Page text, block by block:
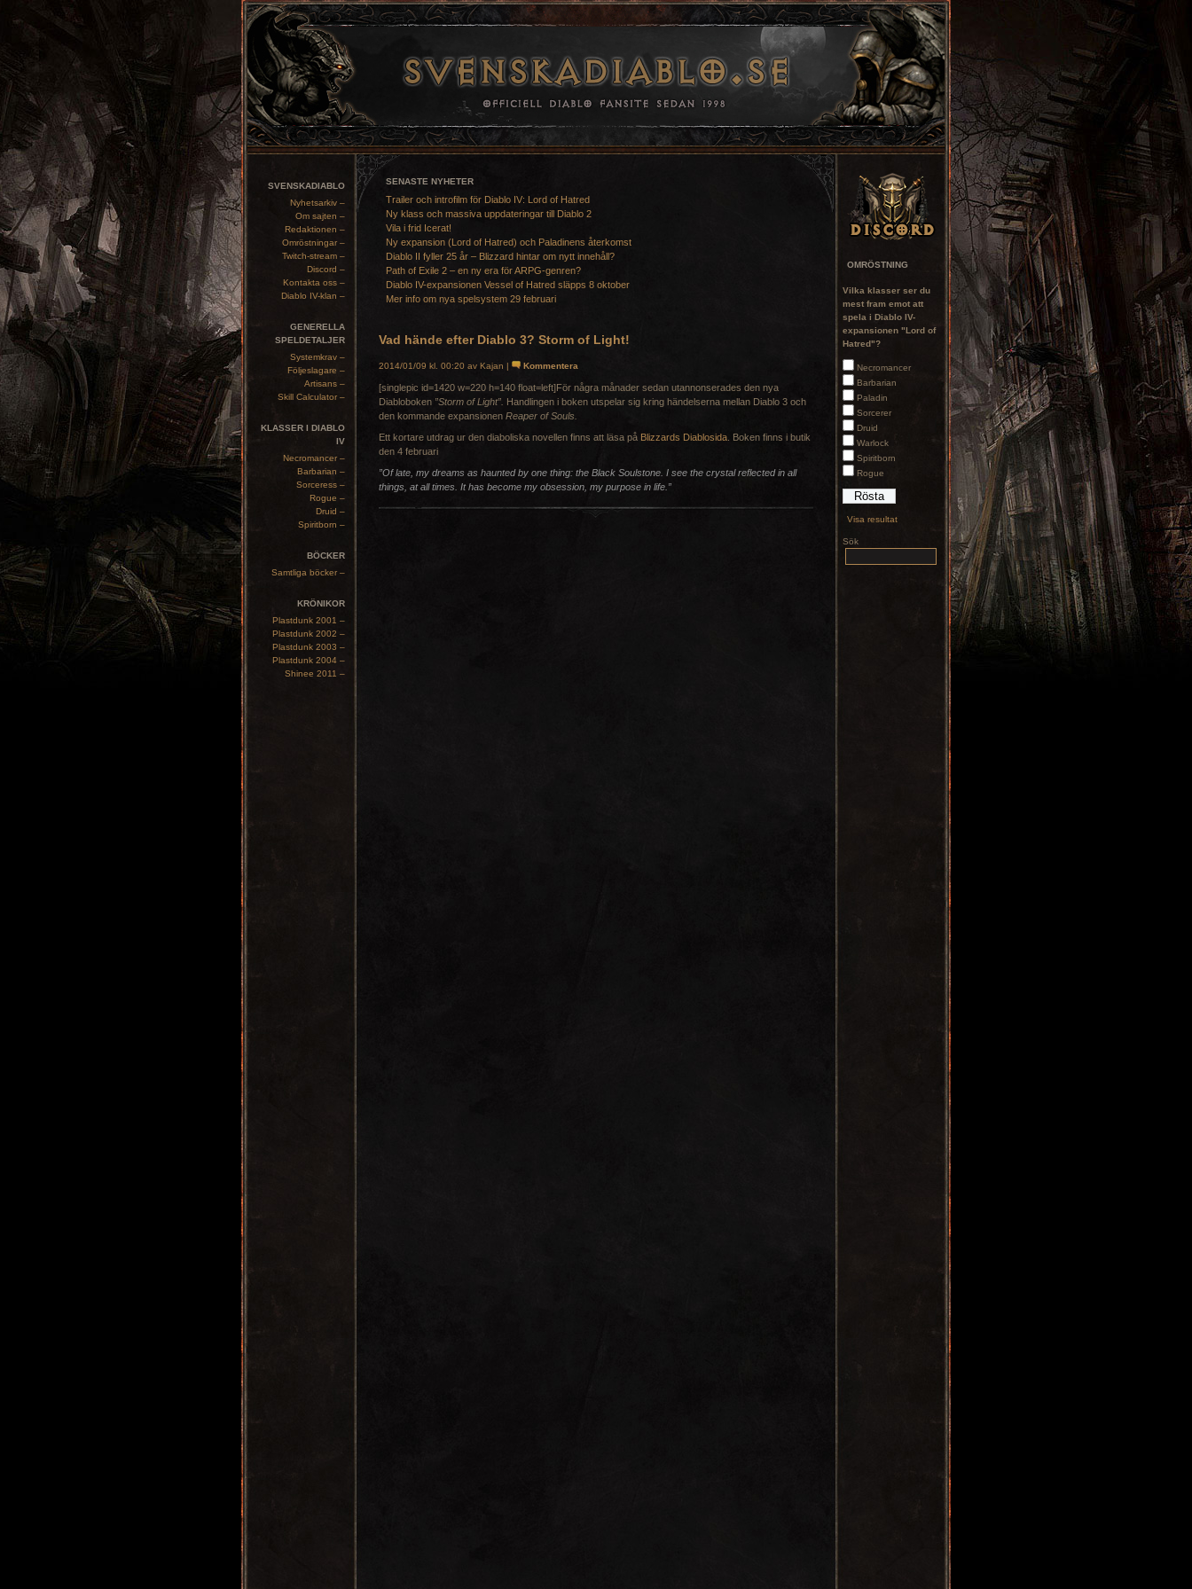
SVENSKADIABLO
Nyhetsarkiv –
Om sajten –
Redaktionen –
Omröstningar –
Twitch-stream –
Discord –
Kontakta oss –
Diablo IV-klan –
GENERELLA
SPELDETALJER
Systemkrav –
Följeslagare –
Artisans –
Skill Calculator –
KLASSER I DIABLO
IV
Necromancer –
Barbarian –
Sorceress –
Rogue –
Druid –
Spiritborn –
BÖCKER
Samtliga böcker –
KRÖNIKOR
Plastdunk 2001 –
Plastdunk 2002 –
Plastdunk 2003 –
Plastdunk 2004 –
Shinee 2011 –
SENASTE NYHETER
Trailer och introfilm för Diablo IV: Lord of Hatred
Ny klass och massiva uppdateringar till Diablo 2
Vila i frid Icerat!
Ny expansion (Lord of Hatred) och Paladinens återkomst
Diablo II fyller 25 år – Blizzard hintar om nytt innehåll?
Path of Exile 2 – en ny era för ARPG-genren?
Diablo IV-expansionen Vessel of Hatred släpps 8 oktober
Mer info om nya spelsystem 29 februari
OMRÖSTNING
Vilka klasser ser du
mest fram emot att
spela i Diablo IV-
expansionen "Lord of
Hatred"?
Necromancer
Barbarian
Paladin
Sorcerer
Druid
Warlock
Spiritborn
Rogue
Visa resultat
Sök
Vad hände efter Diablo 3? Storm of Light!
2014/01/09 kl. 00:20 av Kajan | Kommentera
[singlepic id=1420 w=220 h=140 float=left]För några månader sedan utannonserades den nya
Diabloboken ”Storm of Light”. Handlingen i boken utspelar sig kring händelserna mellan Diablo 3 och
den kommande expansionen Reaper of Souls.
Ett kortare utdrag ur den diaboliska novellen finns att läsa på Blizzards Diablosida . Boken finns i butik
den 4 februari
”Of late, my dreams as haunted by one thing: the Black Soulstone. I see the crystal reflected in all
things, at all times. It has become my obsession, my purpose in life.”